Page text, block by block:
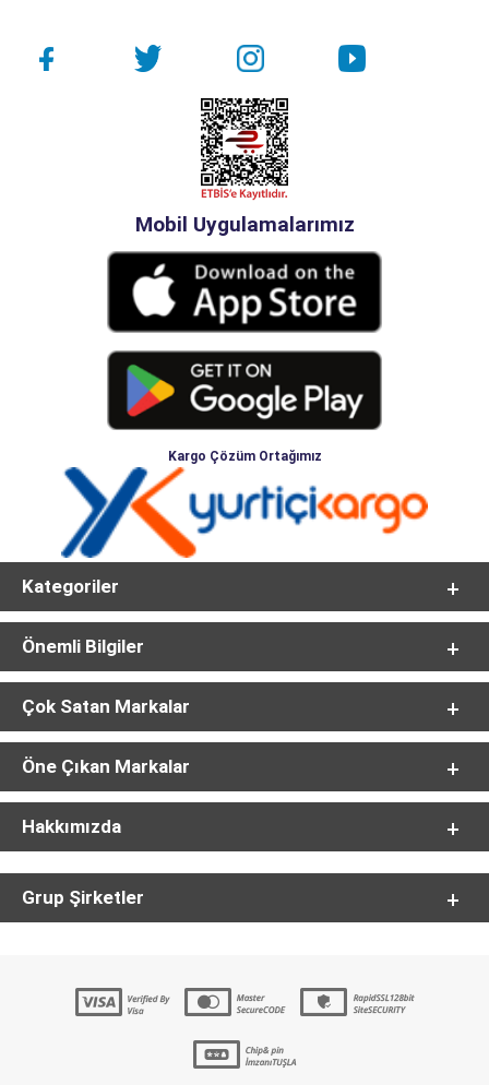
Mobil Uygulamalarımız
Kargo Çözüm Ortağımız
Kategoriler
Önemli Bilgiler
Çok Satan Markalar
Öne Çıkan Markalar
Hakkımızda
Grup Şirketler